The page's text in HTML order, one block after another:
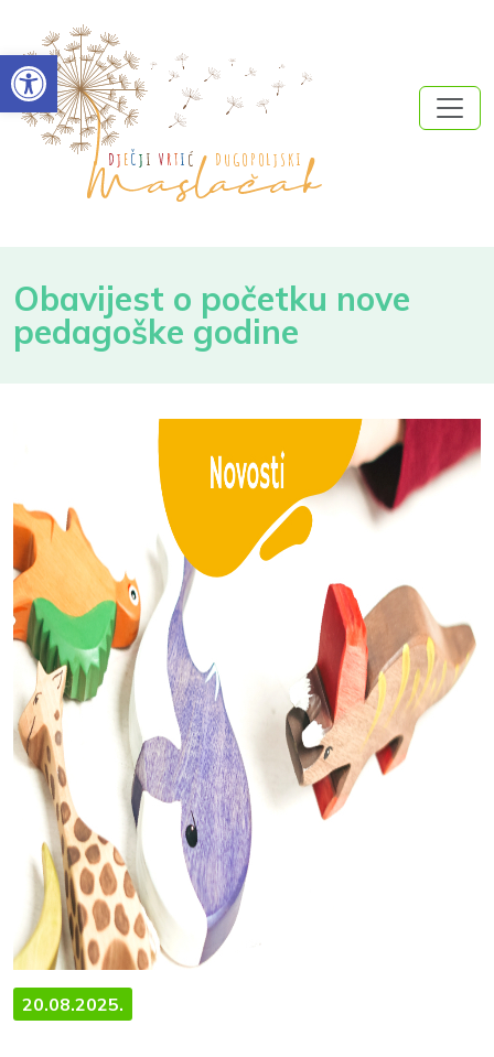
Obavijest o početku nove
pedagoške godine
20.08.2025.
Open toolbar